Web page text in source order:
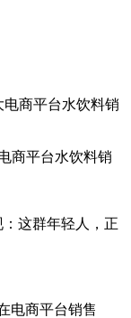
商平台水饮料销
商平台水饮料销
这群年轻人，正
电商平台销售